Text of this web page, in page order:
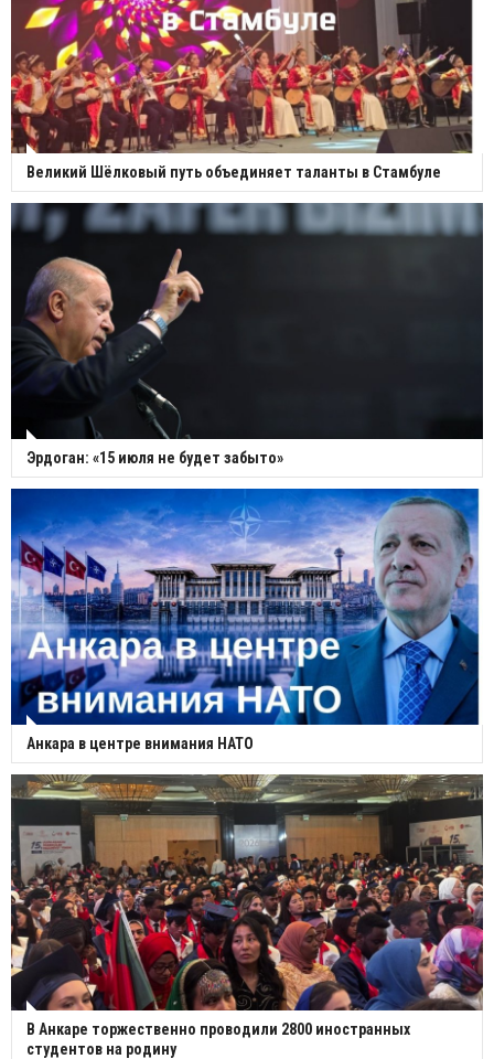
Великий Шёлковый путь объединяет таланты в Стамбуле
Эрдоган: «15 июля не будет забыто»
Анкара в центре внимания НАТО
В Анкаре торжественно проводили 2800 иностранных
студентов на родину